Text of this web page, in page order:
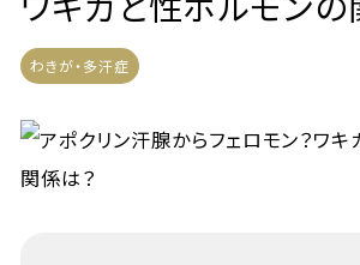
わきが・多汗症